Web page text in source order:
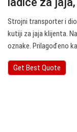
Strojni transporter i
kutiji za jaja klijenta.
oznake. Prilagođeno
Get Best Quote